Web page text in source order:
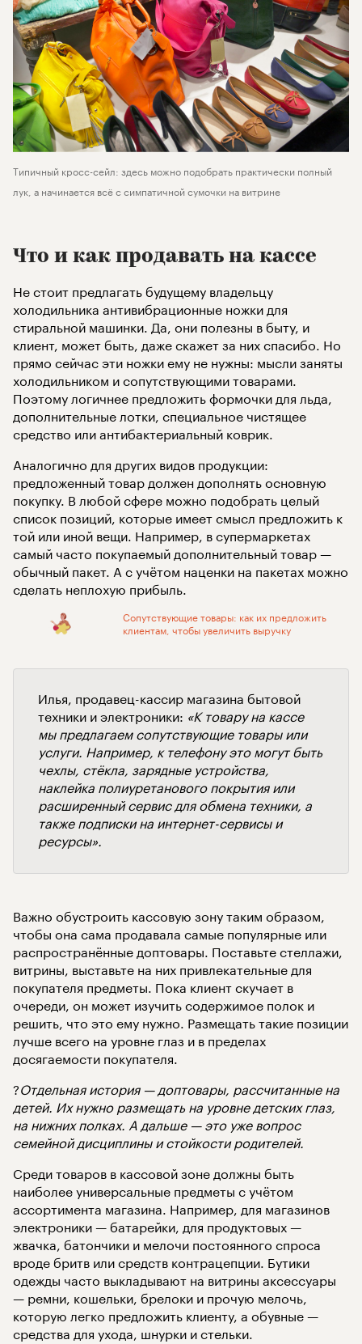
Типичный кросс-сейл: здесь можно подобрать практически полный
лук, а начинается всё с симпатичной сумочки на витрине
Что и как продавать на кассе
Не стоит предлагать будущему владельцу
холодильника антивибрационные ножки для
стиральной машинки. Да, они полезны в быту, и
клиент, может быть, даже скажет за них спасибо. Но
прямо сейчас эти ножки ему не нужны: мысли заняты
холодильником и сопутствующими товарами.
Поэтому логичнее предложить формочки для льда,
дополнительные лотки, специальное чистящее
средство или антибактериальный коврик.
Аналогично для других видов продукции:
предложенный товар должен дополнять основную
покупку. В любой сфере можно подобрать целый
список позиций, которые имеет смысл предложить к
той или иной вещи. Например, в супермаркетах
самый часто покупаемый дополнительный товар —
обычный пакет. А с учётом наценки на пакетах можно
сделать неплохую прибыль.
Сопутствующие товары: как их предложить
клиентам, чтобы увеличить выручку
Илья, продавец-кассир магазина бытовой
техники и электроники: «К товару на кассе
мы предлагаем сопутствующие товары или
услуги. Например, к телефону это могут быть
чехлы, стёкла, зарядные устройства,
наклейка полиуретанового покрытия или
расширенный сервис для обмена техники, а
также подписки на интернет-сервисы и
ресурсы».
Важно обустроить кассовую зону таким образом,
чтобы она сама продавала самые популярные или
распространённые доптовары. Поставьте стеллажи,
витрины, выставьте на них привлекательные для
покупателя предметы. Пока клиент скучает в
очереди, он может изучить содержимое полок и
решить, что это ему нужно. Размещать такие позиции
лучше всего на уровне глаз и в пределах
досягаемости покупателя.
?Отдельная история — доптовары, рассчитанные на
детей. Их нужно размещать на уровне детских глаз,
на нижних полках. А дальше — это уже вопрос
семейной дисциплины и стойкости родителей.
Среди товаров в кассовой зоне должны быть
наиболее универсальные предметы с учётом
ассортимента магазина. Например, для магазинов
электроники — батарейки, для продуктовых —
жвачка, батончики и мелочи постоянного спроса
вроде бритв или средств контрацепции. Бутики
одежды часто выкладывают на витрины аксессуары
— ремни, кошельки, брелоки и прочую мелочь,
которую легко предложить клиенту, а обувные —
средства для ухода, шнурки и стельки.